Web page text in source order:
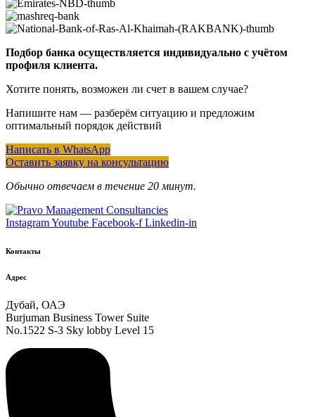
Подбор банка осуществляется индивидуально с учётом
профиля клиента.
Хотите понять, возможен ли счет в вашем случае?
Напишите нам — разберём ситуацию и предложим
оптимальный порядок действий
Написать в WhatsApp
Оставить заявку на консультацию
Обычно отвечаем в течение 20 минут.
InstagramYoutube Facebook-f Linkedin-in
Контакты
Адрес
Дубай, ОАЭ
Burjuman Business Tower Suite
No.1522 S-3 Sky lobby Level 15